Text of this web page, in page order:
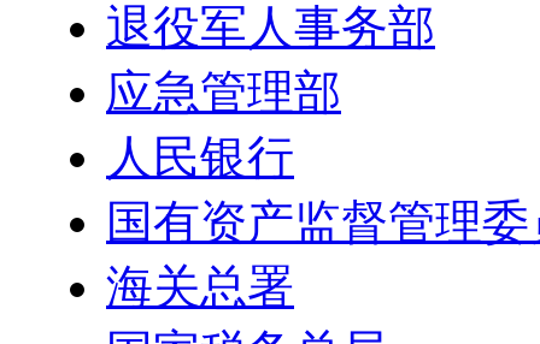
退役军人事务部
应急管理部
人民银行
国有资产监督管理
海关总署